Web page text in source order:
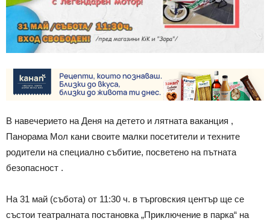
В навечерието на Деня на детето и лятната ваканция ,
Панорама Мол кани своите малки посетители и техните
родители на специално събитие, посветено на пътната
безопасност .
На 31 май (събота) от 11:30 ч. в търговския център ще се
състои театралната постановка „Приключение в парка“ на